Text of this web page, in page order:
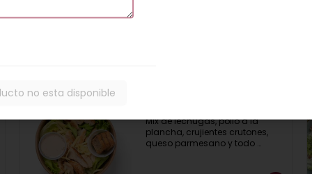
Mix de lechugas, pollo a la
plancha, crujientes crutones,
queso parmesano y todo
no esta disponible